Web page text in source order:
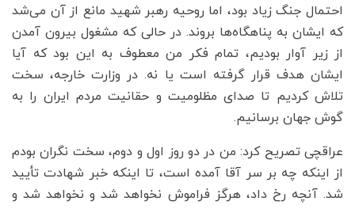
احتمال جنگ زیاد بود، اما روحیه رهبر شهید مانع از آن می‌شد
که ایشان به پناهگاه‌ها بروند. در حالی که مشغول بیرون آمدن
از زیر آوار بودیم، تمام فکر من معطوف به این بود که آیا
ایشان هدف قرار گرفته است یا نه. در وزارت خارجه، سخت
تلاش کردیم تا صدای مظلومیت و حقانیت مردم ایران را به
گوش جهان برسانیم.
عراقچی تصریح کرد: من در دو روز اول و دوم، سخت نگران بودم
از اینکه چه بر سر آقا آمده است، تا اینکه خبر شهادت تأیید
شد. آنچه رخ داد، هرگز فراموش نخواهد شد و نخواهد شد و